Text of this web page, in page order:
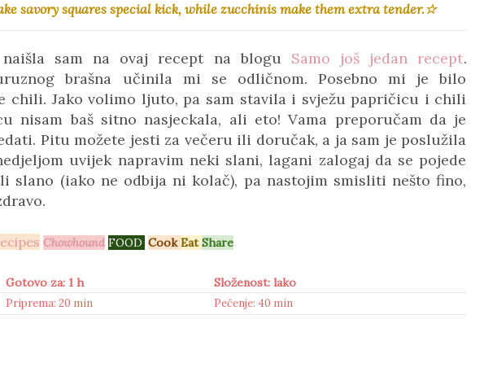
savory squares special kick, while zucchinis make them extra tender.☆
sam na ovaj recept na blogu Samo još jedan recept.
brašna učinila mi se odličnom. Posebno mi je bilo
chili. Jako volimo ljuto, pa sam stavila i svježu papričicu i chili
nisam baš sitno nasjeckala, ali eto! Vama preporučam da je
Pitu možete jesti za večeru ili doručak, a ja sam je poslužila
uvijek napravim neki slani, lagani zalogaj da se pojede
slano (iako ne odbija ni kolač), pa nastojim smisliti nešto fino,
Chowhound FOOD Cook Eat Share
Gotovo za: 1 h
Složenost: lako
Priprema: 20 min Pečenje: 40 min